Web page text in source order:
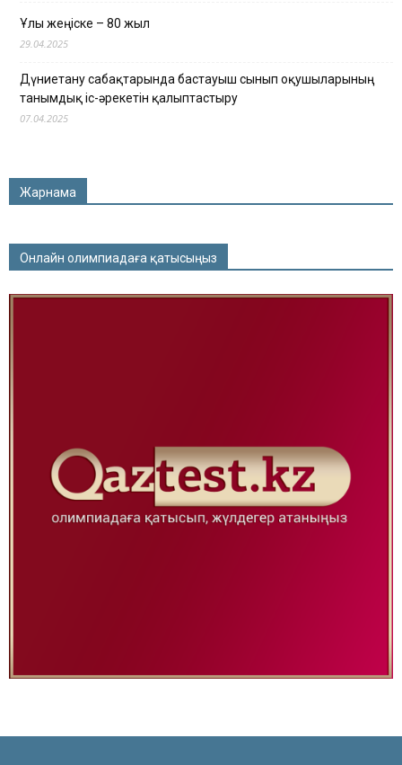
Ұлы жеңіске – 80 жыл
29.04.2025
Дүниетану сабақтарында бастауыш сынып оқушыларының
танымдық іс-әрекетін қалыптастыру
07.04.2025
Жарнама
Онлайн олимпиадаға қатысыңыз